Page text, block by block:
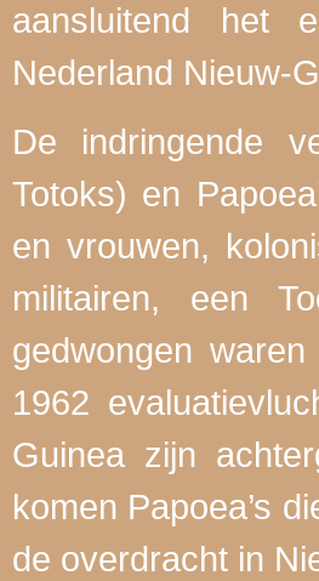
aansluitend het
Nederland Nieuw-
De indringende
Totoks) en
en vrouwen,
militairen, een
gedwongen
1962
Guinea zijn
komen Papoea’s
de overdracht in